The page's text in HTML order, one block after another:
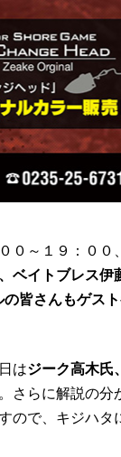
０～１９：００、
ベイトブレス伊
皆さんもゲスト
はジーク高木氏
さらに解説の分
ので、キジハタ